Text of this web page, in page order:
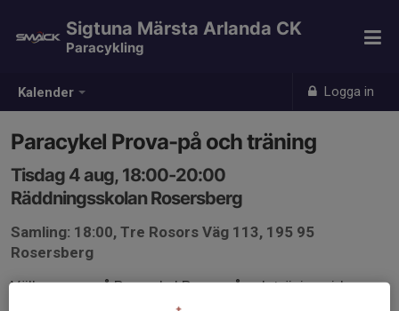
Kalender Logga in
Sigtuna Märsta Arlanda CK
Paracykling
Paracykel Prova-på och träning
Tisdag 4 aug, 18:00-20:00
Räddningsskolan Rosersberg
Samling: 18:00, Tre Rosors Väg 113, 195 95
Rosersberg
Välkommen på Paracykel Prova-på och träning vid
Räddningsskolan i Roserberg.